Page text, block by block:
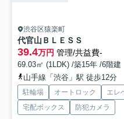
渋谷区猿楽町
代官山ＢＬＥＳＳ
39.4万円 管理/共益費-
69.03㎡ (1LDK) /築15年 /6階建
山手線「渋谷」駅 徒歩12分
駐輪場 オートロック エレ
宅配ボックス
防犯カメラ